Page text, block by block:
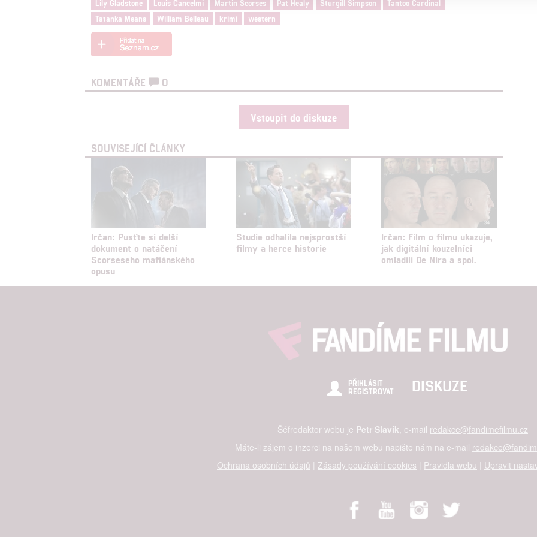
Lily Gladstone
Louis Cancelmi Martin Scorses Pat Healy Sturgill Simpson
Tantoo Cardinal
Tatanka Means
William Belleau krimi western
KOMENTÁŘE 0
Vstoupit do diskuze
SOUVISEJÍCÍ ČLÁNKY
Irčan: Pusťte si delší
dokument o natáčení
Scorseseho mafiánského
opusu
Studie odhalila nejsprostší
filmy a herce historie
Irčan: Film o filmu ukazuje,
jak digitální kouzelníci
omladili De Nira a spol.
PŘIHLÁSIT
REGISTROVAT
DISKUZE
Šéfredaktor webu je Petr Slavík, e-mail redakce@fandimefilmu.cz
Máte-li zájem o inzerci na našem webu napište nám na e-mail
Ochrana osobních údajů | Zásady používání cookies | Pravidla webu | Upravit
Personalizovaný obsah, měření obsahu, průzkum publika a vývoj